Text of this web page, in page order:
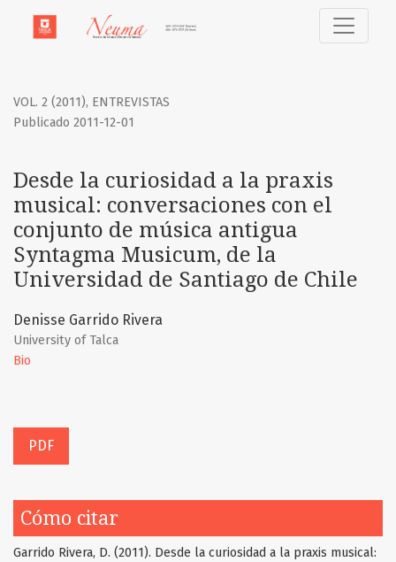
VOL. 2 (2011), ENTREVISTAS
Desde la curiosidad a la praxis
musical: conversaciones con el
conjunto de música antigua
Syntagma Musicum, de la
Universidad de Santiago de Chile
Publicado 2011-12-01
Denisse Garrido Rivera
University of Talca
Bio
PDF
Cómo citar
Garrido Rivera, D. (2011). Desde la curiosidad a la praxis musical: